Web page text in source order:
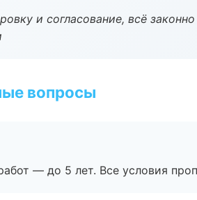
и согласование, всё
вопросы
— до 5 лет. Все условия